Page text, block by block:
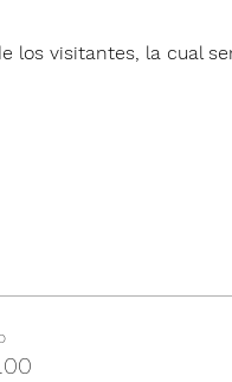
los visitantes, la cual